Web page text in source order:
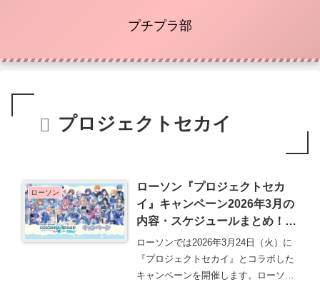
プチプラ部
プロジェクトセカイ
ローソン
ローソン『プロジェクトセカ
イ』キャンペーン2026年3月の
内容・スケジュールまとめ！コ
ラボ食品・グッズ・おまけはク
リアファイル、クリアシート
も！
ローソンでは2026年3月24日（火）に
『プロジェクトセカイ』とコラボした
キャンペーンを開催します。ローソン